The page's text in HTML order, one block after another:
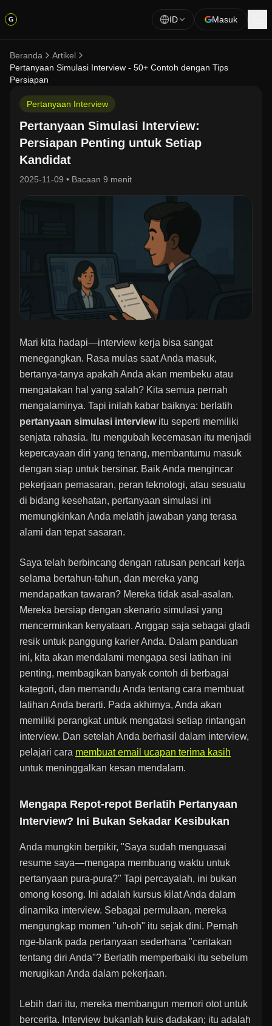
ID Masuk
Beranda
Artikel
Pertanyaan Simulasi Interview - 50+ Contoh dengan Tips
Persiapan
Pertanyaan Interview
Pertanyaan Simulasi Interview:
Persiapan Penting untuk Setiap
Kandidat
2025-11-09 • Bacaan 9 menit
Mari kita hadapi—interview kerja bisa sangat
menegangkan. Rasa mulas saat Anda masuk,
bertanya-tanya apakah Anda akan membeku atau
mengatakan hal yang salah? Kita semua pernah
mengalaminya. Tapi inilah kabar baiknya: berlatih
pertanyaan simulasi interviewitu seperti memiliki
senjata rahasia. Itu mengubah kecemasan itu menjadi
kepercayaan diri yang tenang, membantumu masuk
dengan siap untuk bersinar. Baik Anda mengincar
pekerjaan pemasaran, peran teknologi, atau sesuatu
di bidang kesehatan, pertanyaan simulasi ini
memungkinkan Anda melatih jawaban yang terasa
alami dan tepat sasaran.
Saya telah berbincang dengan ratusan pencari kerja
selama bertahun-tahun, dan mereka yang
mendapatkan tawaran? Mereka tidak asal-asalan.
Mereka bersiap dengan skenario simulasi yang
mencerminkan kenyataan. Anggap saja sebagai gladi
resik untuk panggung karier Anda. Dalam panduan
ini, kita akan mendalami mengapa sesi latihan ini
penting, membagikan banyak contoh di berbagai
kategori, dan memandu Anda tentang cara membuat
latihan Anda berarti. Pada akhirnya, Anda akan
memiliki perangkat untuk mengatasi setiap rintangan
interview. Dan setelah Anda berhasil dalam interview,
pelajari cara membuat email ucapan terima kasih
untuk meninggalkan kesan mendalam.
Mengapa Repot-repot Berlatih Pertanyaan
Interview? Ini Bukan Sekadar Kesibukan
Anda mungkin berpikir, "Saya sudah menguasai
resume saya—mengapa membuang waktu untuk
pertanyaan pura-pura?" Tapi percayalah, ini bukan
omong kosong. Ini adalah kursus kilat Anda dalam
dinamika interview. Sebagai permulaan, mereka
mengungkap momen "uh-oh" itu sejak dini. Pernah
nge-blank pada pertanyaan sederhana "ceritakan
tentang diri Anda"? Berlatih memperbaiki itu sebelum
merugikan Anda dalam pekerjaan.
Lebih dari itu, mereka membangun memori otot untuk
bercerita. Interview bukanlah kuis dadakan; itu adalah